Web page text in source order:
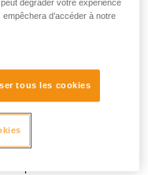
peut absorber
dégrader votre expérience
d’accéder à notre
tous les cookies